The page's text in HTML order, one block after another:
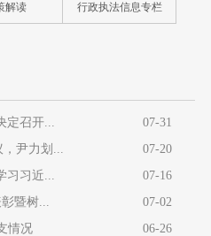
解读 行政执法信息专栏
定召开...
07-31
尹力划...
07-20
习习近...
07-16
暨树...
07-02
情况
06-26